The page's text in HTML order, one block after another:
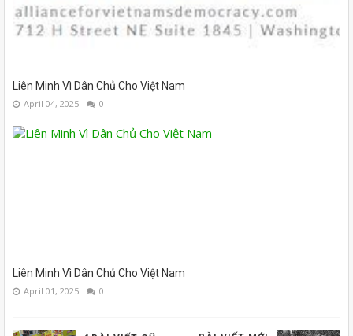
Liên Minh Vì Dân Chủ Cho Việt Nam
April 04, 2025 0
Liên Minh Vì Dân Chủ Cho Việt Nam
April 01, 2025 0